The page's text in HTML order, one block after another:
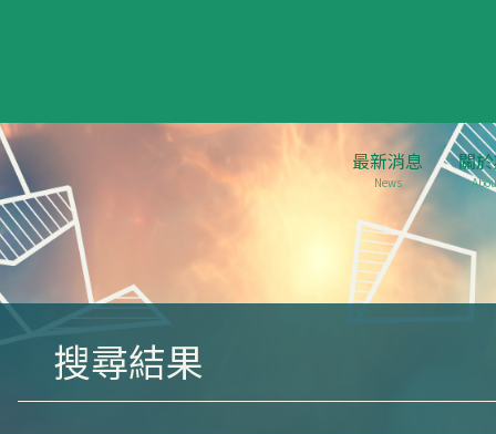
最新消息
News
關
搜尋結果